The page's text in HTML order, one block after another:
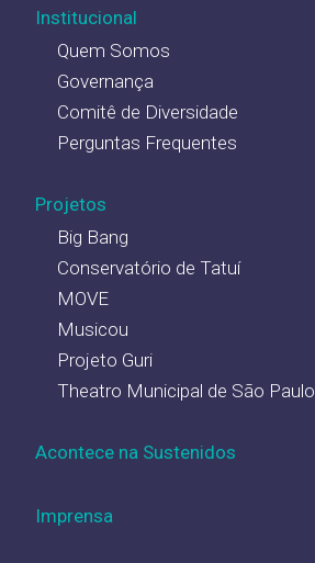
Institucional
Quem Somos
Governança
Comitê de Diversidade
Perguntas Frequentes
Projetos
Big Bang
Conservatório de Tatuí
MOVE
Musicou
Projeto Guri
Theatro Municipal de São Paulo
Acontece na Sustenidos
Imprensa